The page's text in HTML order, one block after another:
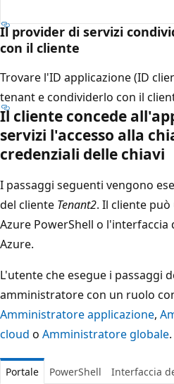
Il provider di servizi
con il cliente
Trovare l'ID applicazione (ID
tenant e condividerlo con il
Il cliente concede
servizi l'accesso alla
credenziali delle chiavi
I passaggi seguenti vengono
del cliente Tenant2. Il cliente
Azure PowerShell o
Azure.
L'utente che esegue i passaggi
amministratore con un ruolo
Amministratore applicazione,
cloud o Amministratore globale.
Portale PowerShell Interfaccia